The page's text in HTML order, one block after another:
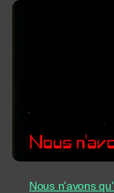
Nous n'avons